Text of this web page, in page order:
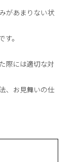
があまりない状
す。
際には適切な対
、お見舞いの仕